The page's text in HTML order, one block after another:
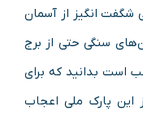
زمینی شگفت انگیز از آسمان
سنگی حتی از برج
است بدانید که برای
این پارک ملی اعجاب